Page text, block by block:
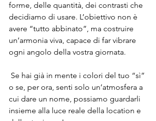
forme, delle quantità, dei contrasti che
decidiamo di usare. L’obiettivo non è
avere “tutto abbinato”, ma costruire
un’armonia viva, capace di far vibrare
ogni angolo della vostra giornata.
Se hai già in mente i colori del tuo “sì”
o se, per ora, senti solo un’atmosfera a
cui dare un nome, possiamo guardarli
insieme alla luce reale della location e